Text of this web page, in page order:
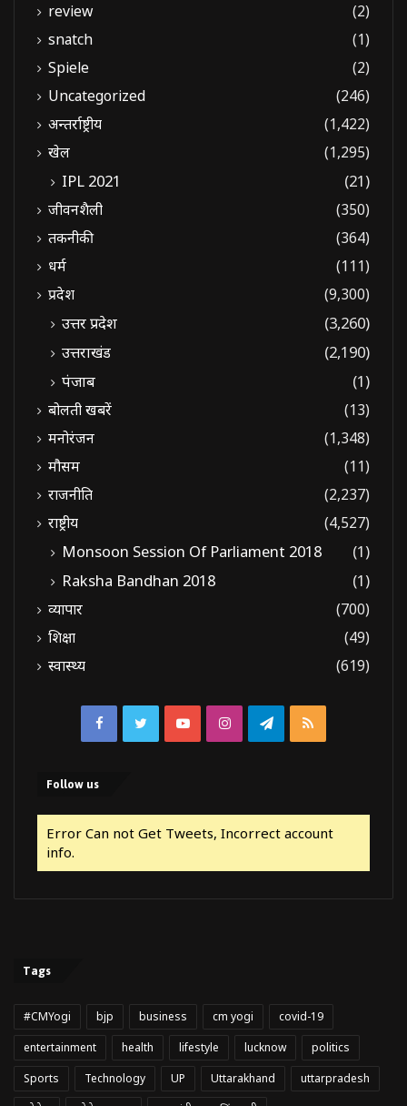
review
(2)
snatch
(1)
Spiele
(2)
Uncategorized
(246)
अन्तर्राष्ट्रीय
(1,422)
खेल
(1,295)
IPL 2021 (21)
जीवनशैली
(350)
तकनीकी
(364)
धर्म
(111)
प्रदेश
(9,300)
उत्तर प्रदेश
(3,260)
उत्तराखंड
(2,190)
पंजाब
(1)
बोलती खबरें
(13)
मनोरंजन
(1,348)
मौसम
(11)
राजनीति
(2,237)
राष्ट्रीय
(4,527)
Monsoon Session Of Parliament 2018
(1)
Raksha Bandhan 2018
(1)
व्यापार
(700)
शिक्षा
(49)
स्वास्थ्य
(619)
FacebookTwitterYouTubeInstagramTelegram
RSS
Follow us
Error Can not Get Tweets, Incorrect account
info.
Tags
#CMYogi bjp business cm yogi
covid-19
entertainment
health lifestyle lucknow
politics
Sports
Technology UP Uttarakhand
uttarpradesh